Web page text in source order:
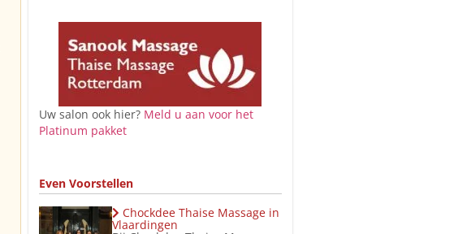
Uw salon ook hier? Meld u aan voor het
Platinum pakket
Even Voorstellen
Chockdee Thaise Massage in
Vlaardingen